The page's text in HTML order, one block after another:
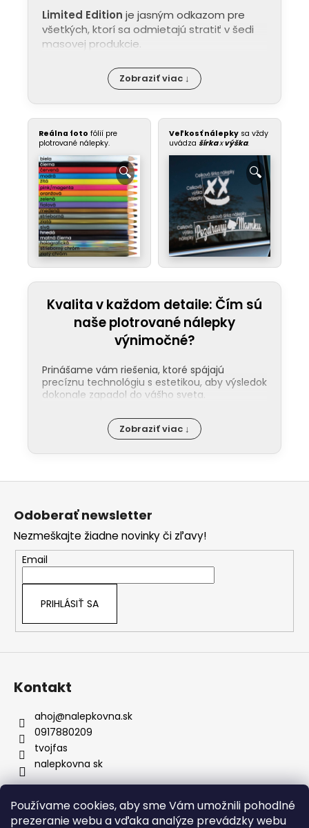
Používame cookies, aby sme Vám umožnili pohodlné
prezeranie webu a vďaka analýze prevádzky webu
Limited Edition je jasným odkazom pre
všetkých, ktorí sa odmietajú stratiť v šedi
masovej produkcie.
Zobraziť viac ↓
Reálna foto fólií pre
plotrované nálepky.
Veľkosť nálepky sa vždy
uvádza šírkaxvýška.
Kvalita v každom detaile: Čím sú
naše plotrované nálepky
výnimočné?
Prinášame vám riešenia, ktoré spájajú
precíznu technológiu s estetikou, aby výsledok
dokonale zapadol do vášho sveta.
Jednoduchá aplikácia: Nalepenie
našej nálepky zvládne každý. Ku každej
sprievodcu na našomYouTube.
nálepky sú pripravené na náročné
vonkajšie podmienky. Používame
prémiové fólie, ktoré si dlhodobo
zachovávajú svoju kvalitu aj pri
pravidelnej údržbe či návšteve
umyvárky.
Bezpečné doručenie:
neprekladáme – väčšie rozmery vždy
rolujeme, čím predchádzame
akémukoľvek poškodeniu materiálu.
Prenoska je samozrejmosť:Každú
umiestnenie a profesionálny výsledok.
Zobraziť viac ↓
Z
Odoberať newsletter
Nezmeškajte žiadne novinky či zľavy!
Email
PRIHLÁSIŤ SA
Kontakt
ahoj@nalepkovna.sk
0917880209
tvojfas
nalepkovna sk
Obchodné podmienky